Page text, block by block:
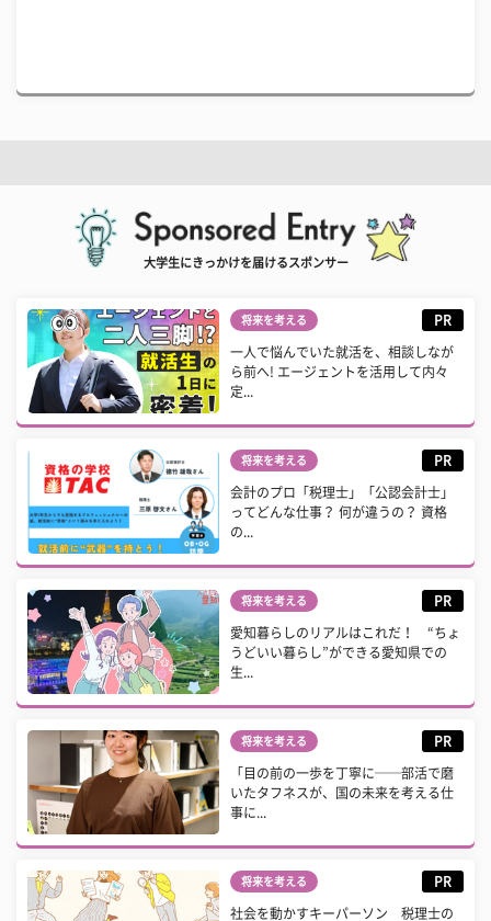
大学生にきっかけを届けるスポンサー
将来を考える PR
一人で悩んでいた就活を、相談しなが
ら前へ! エージェントを活用して内々
定...
将来を考える PR
会計のプロ「税理士」「公認会計士」
ってどんな仕事？ 何が違うの？ 資格
の...
将来を考える PR
愛知暮らしのリアルはこれだ！ “ちょ
うどいい暮らし”ができる愛知県での
生...
将来を考える PR
「目の前の一歩を丁寧に──部活で磨
いたタフネスが、国の未来を考える仕
事に...
将来を考える PR
社会を動かすキーパーソン 税理士の